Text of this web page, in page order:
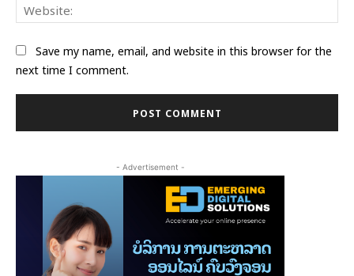
Save my name, email, and website in this browser for the
next time I comment.
- Advertisement -